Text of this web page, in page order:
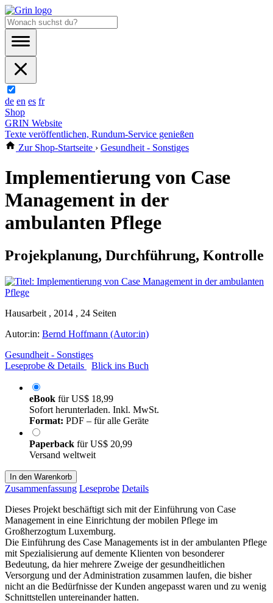
de en es fr
Shop
GRIN Website
Texte veröffentlichen, Rundum-Service genießen
Zur Shop-Startseite › Gesundheit - Sonstiges
Implementierung von Case
Management in der
ambulanten Pflege
Projekplanung, Durchführung, Kontrolle
Hausarbeit , 2014 , 24 Seiten
Autor:in: Bernd Hoffmann (Autor:in)
Gesundheit - Sonstiges
Leseprobe & Details
Blick ins Buch
eBook fürUS$ 18,99
Sofort herunterladen. Inkl. MwSt.
Format: PDF – für alle Geräte
Paperback fürUS$ 20,99
Versand weltweit
In den Warenkorb
Zusammenfassung Leseprobe Details
Dieses Projekt beschäftigt sich mit der Einführung von Case
Management in eine Einrichtung der mobilen Pflege im
Großherzogtum Luxemburg.
Die Einführung des Case Managements ist in der ambulanten Pflege
mit Spezialisierung auf demente Klienten von besonderer
Bedeutung, da hier mehrere Zweige der gesundheitlichen
Versorgung und der Administration zusammen laufen, die bisher
nicht an die Bedürfnisse der Kunden angepasst waren und zu wenig
Schnittstellen untereinander hatten.